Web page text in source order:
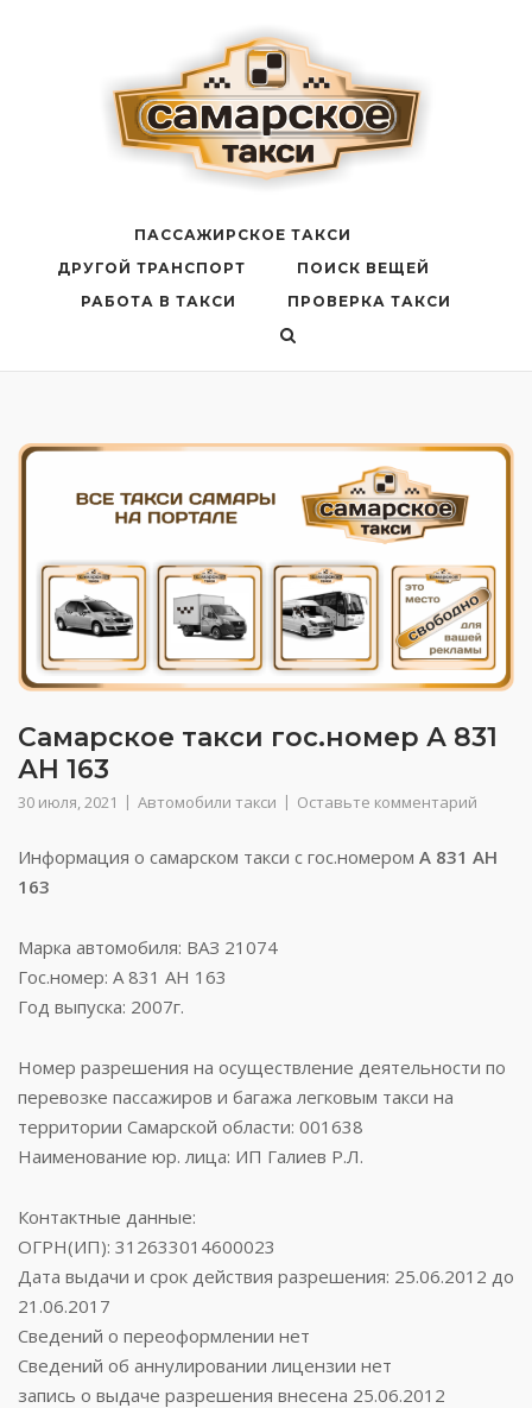
ПАССАЖИРСКОЕ ТАКСИ
ДРУГОЙ ТРАНСПОРТ
ПОИСК ВЕЩЕЙ
РАБОТА В ТАКСИ
ПРОВЕРКА ТАКСИ
Самарское такси гос.номер А 831
АН 163
30 июля, 2021 Автомобили такси Оставьте комментарий
Информация о самарском такси с гос.номером А 831 АН
163
Марка автомобиля: ВАЗ 21074
Гос.номер: А 831 АН 163
Год выпуска: 2007г.
Номер разрешения на осуществление деятельности по
перевозке пассажиров и багажа легковым такси на
территории Самарской области: 001638
Наименование юр. лица: ИП Галиев Р.Л.
Контактные данные:
ОГРН(ИП): 312633014600023
Дата выдачи и срок действия разрешения: 25.06.2012 до
21.06.2017
Сведений о переоформлении нет
Сведений об аннулировании лицензии нет
запись о выдаче разрешения внесена 25.06.2012